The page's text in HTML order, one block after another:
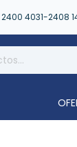
2400 4031-2408